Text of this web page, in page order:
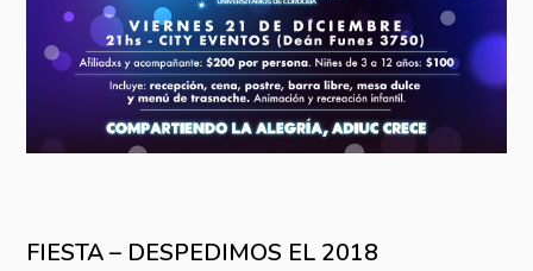
FIESTA – DESPEDIMOS EL 2018